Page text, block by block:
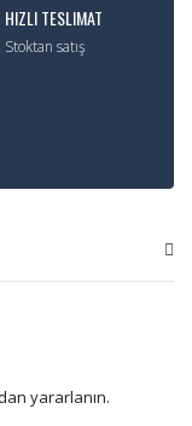
HIZLI TESLIMAT
Stoktan satış
yararlanın.